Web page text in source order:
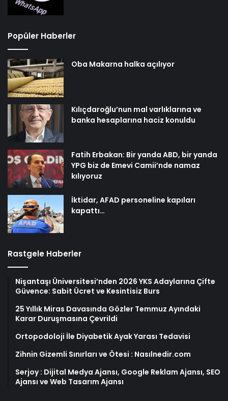
Popüler Haberler
Oba Makarna halka açılıyor
Kılıçdaroğlu’nun mal varlıklarına ve
banka hesaplarına haciz konuldu
Fatih Erbakan: Bir yanda ABD, bir yanda
YPG biz de Emevi Camii’nde namaz
kılıyoruz
İktidar, AFAD personeline kapıları
kapattı…
Rastgele Haberler
Nişantaşı Üniversitesi’nden 2026 YKS Adaylarına Çifte
Güvence: Sabit Ücret ve Kesintisiz Burs
25 Yıllık Miras Davasında Gözler Temmuz Ayındaki
Karar Duruşmasına Çevrildi
Ortopodoloji İle Diyabetik Ayak Yarası Tedavisi
Zihnin Gizemli Sınırları ve Ötesi : Nasılnedir.com
Serjoy : Dijital Medya Ajansı, Google Reklam Ajansı, SEO
Ajansı ve Web Tasarım Ajansı